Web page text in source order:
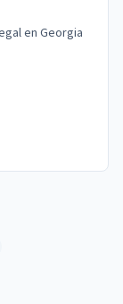
en Georgia